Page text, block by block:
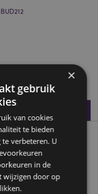
×
gebruik
van cookies
te bieden
verbeteren. U
in de
wijzigen door op